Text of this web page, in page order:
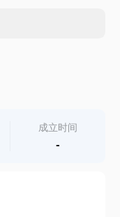
成立时间
-